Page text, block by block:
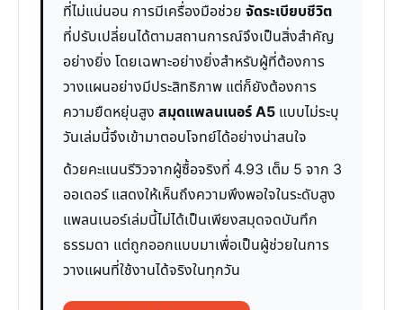
ที่ไม่แน่นอน การมีเครื่องมือช่วย จัดระเบียบชีวิต
ที่ปรับเปลี่ยนได้ตามสถานการณ์จึงเป็นสิ่งสำคัญ
อย่างยิ่ง โดยเฉพาะอย่างยิ่งสำหรับผู้ที่ต้องการ
วางแผนอย่างมีประสิทธิภาพ แต่ก็ยังต้องการ
ความยืดหยุ่นสูง สมุดแพลนเนอร์ A5 แบบไม่ระบุ
วันเล่มนี้จึงเข้ามาตอบโจทย์ได้อย่างน่าสนใจ
ด้วยคะแนนรีวิวจากผู้ซื้อจริงที่ 4.93 เต็ม 5 จาก 3
ออเดอร์ แสดงให้เห็นถึงความพึงพอใจในระดับสูง
แพลนเนอร์เล่มนี้ไม่ได้เป็นเพียงสมุดจดบันทึก
ธรรมดา แต่ถูกออกแบบมาเพื่อเป็นผู้ช่วยในการ
วางแผนที่ใช้งานได้จริงในทุกวัน